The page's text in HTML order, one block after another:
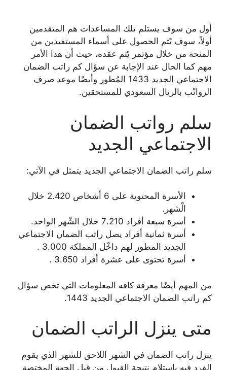
أول من سوف يستلم تلك المساعدات هم المتقدمين
أولاً، سوف يًتم الحصول على أسماء المستفيدين من
المنحة من خلال مؤتمر يًتم عقده، حيث أن هذا الأمر
مهم كما الحال عند الإجابة عن سؤال كم راتب الضمان
الاجتماعي الجديد 1433 المُطور وأيضًا موعد صرف
الرواتْب بالريال السعودي للمستحقين.
سلم رواتب الضمان
الاجتماعي الجديد
سلم راتب الضمان الاجتماعي الجديد يتمثل في الآتي:
الأسرة المحتوية على 6 أشخاص 2.420 خلال
الْشهر.
أسرة سبعة أفراد 7.210 خلال الشْهر الواحد.
أسرة ثمانية أفراد يصل راتب الضمان الاجتماعي
الجديد المطور لهم داخْل المملكة 3.000 .
أسرة تحتوى على عشرة أفراد 3.650 .
من المهم أيضًا معرفة كافه المعلومات التي تخص سؤال
كم راتب الضمان الاجتماعي الجديد 1443.
متى ينزل الراتب الضمان
ينزل راتب الضمان في الشهر اللاحق للشهر الذي يقوم
الفرد فيه باستلام نتيجة القبول من قبل الجهة المختصة